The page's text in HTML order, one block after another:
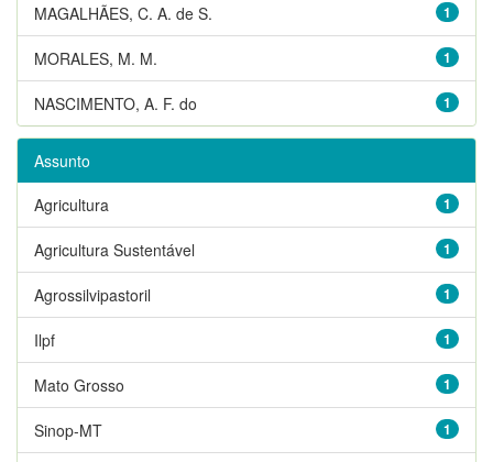
1
MAGALHÃES, C. A. de S.
1
MORALES, M. M.
1
NASCIMENTO, A. F. do
Assunto
1
Agricultura
1
Agricultura Sustentável
1
Agrossilvipastoril
1
Ilpf
1
Mato Grosso
1
Sinop-MT